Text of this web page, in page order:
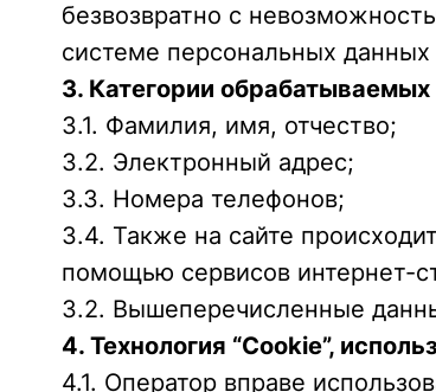
безвозвратно с
системе персональных
3. Категории
3.1. Фамилия, имя, отчество;
3.2. Электронный адрес;
3.3. Номера телефонов;
3.4. Также на сайте
помощью сервисов интернет-
3.2. Вышеперечисленные
4. Технология “Cookie”,
4.1. Оператор вправе